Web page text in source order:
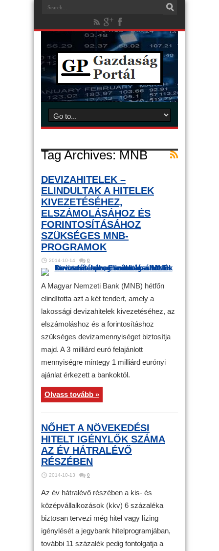
Tag Archives:MNB
DEVIZAHITELEK –
ELINDULTAK A HITELEK
KIVEZETÉSÉHEZ,
ELSZÁMOLÁSÁHOZ ÉS
FORINTOSÍTÁSÁHOZ
SZÜKSÉGES MNB-
PROGRAMOK
2014-10-14 0
A Magyar Nemzeti Bank (MNB) hétfőn
elindította azt a két tendert, amely a
lakossági devizahitelek kivezetéséhez, az
elszámoláshoz és a forintosításhoz
szükséges devizamennyiséget biztosítja
majd. A 3 milliárd euró felajánlott
mennyiségre mintegy 1 milliárd eurónyi
ajánlat érkezett a bankoktól.
Olvass tovább »
NŐHET A NÖVEKEDÉSI
HITELT IGÉNYLŐK SZÁMA
AZ ÉV HÁTRALÉVŐ
RÉSZÉBEN
2014-10-13 0
Az év hátralévő részében a kis- és
középvállalkozások (kkv) 6 százaléka
biztosan tervezi még hitel vagy lízing
igénylését a jegybank hitelprogramjában,
további 11 százalék pedig fontolgatja a